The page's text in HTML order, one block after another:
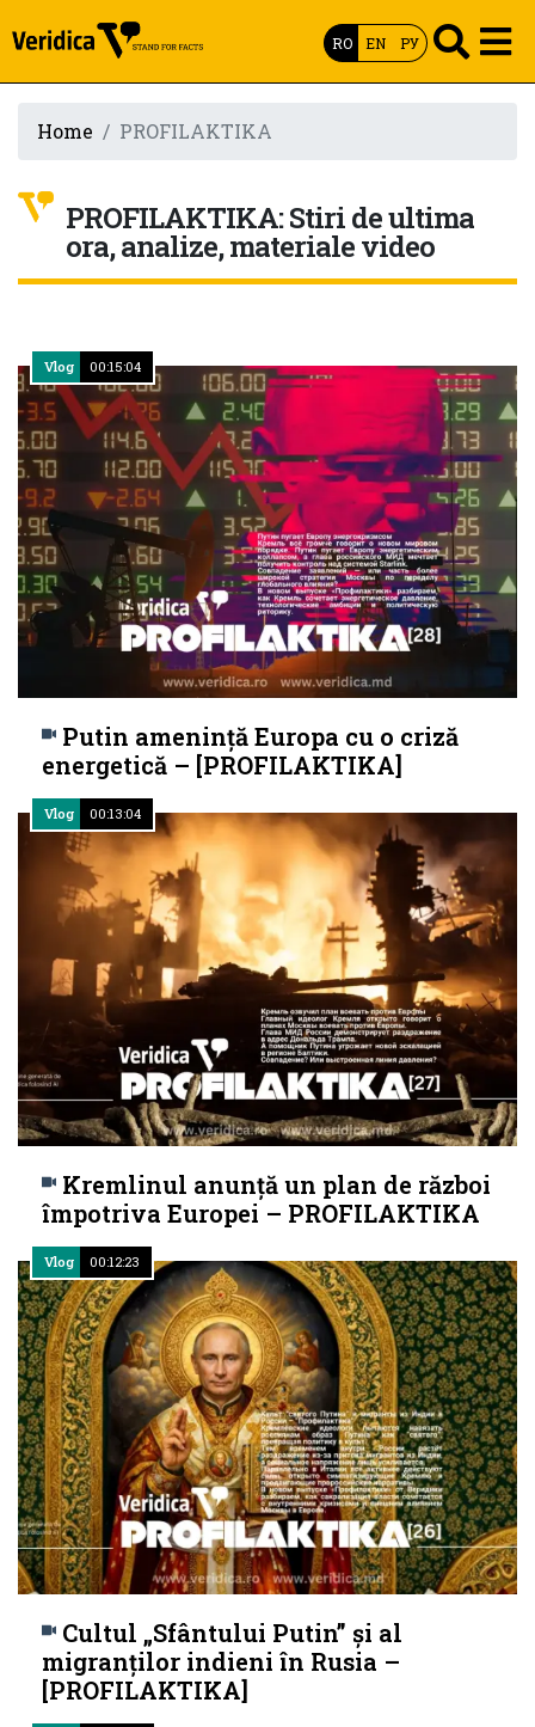
RO EN РУ
Home PROFILAKTIKA
PROFILAKTIKA: Stiri de ultima
ora, analize, materiale video
Putin amenință Europa cu o criză
energetică – [PROFILAKTIKA]
Vlog 00:15:04
Kremlinul anunță un plan de război
împotriva Europei – PROFILAKTIKA
Vlog 00:13:04
Cultul „Sfântului Putin” și al
migranților indieni în Rusia –
[PROFILAKTIKA]
Vlog 00:12:23